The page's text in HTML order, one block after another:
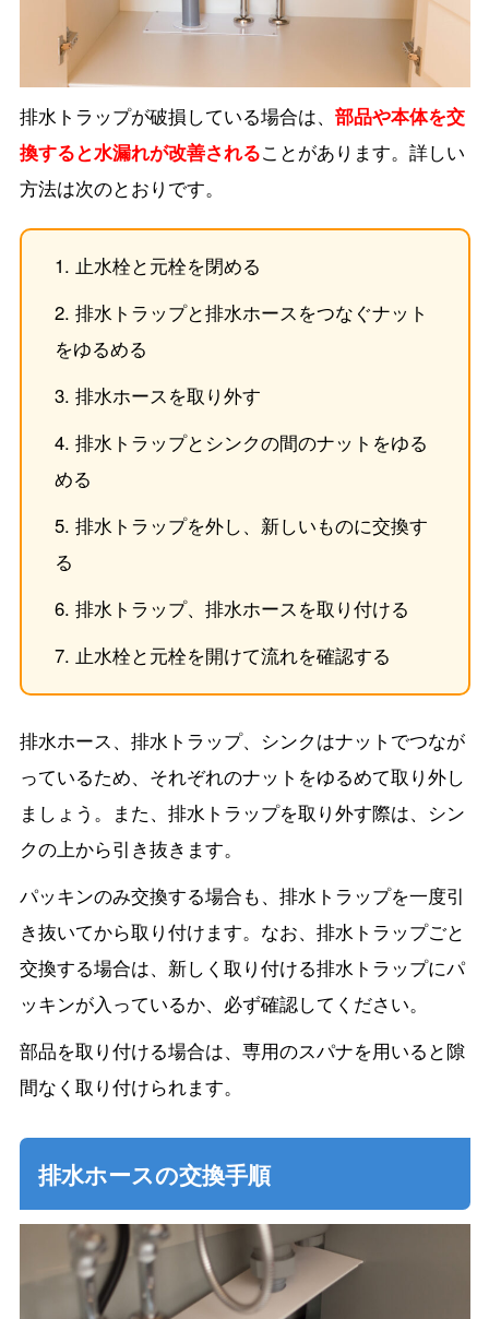
排水トラップが破損している場合は、 部品や本体を交
換すると水漏れが改善されることがあります。詳しい
方法は次のとおりです。
止水栓と元栓を閉める
排水トラップと排水ホースをつなぐナット
をゆるめる
排水ホースを取り外す
排水トラップとシンクの間のナットをゆる
める
排水トラップを外し、新しいものに交換す
る
排水トラップ、排水ホースを取り付ける
止水栓と元栓を開けて流れを確認する
排水ホース、排水トラップ、シンクはナットでつなが
っているため、それぞれのナットをゆるめて取り外し
ましょう。また、排水トラップを取り外す際は、シン
クの上から引き抜きます。
パッキンのみ交換する場合も、排水トラップを一度引
き抜いてから取り付けます。なお、排水トラップごと
交換する場合は、新しく取り付ける排水トラップにパ
ッキンが入っているか、必ず確認してください。
部品を取り付ける場合は、専用のスパナを用いると隙
間なく取り付けられます。
排水ホースの交換手順